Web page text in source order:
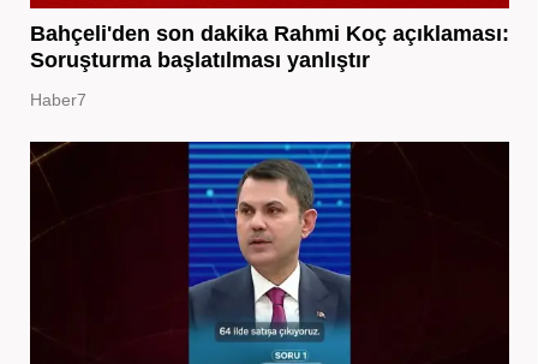
Bahçeli'den son dakika Rahmi Koç açıklaması:
Soruşturma başlatılması yanlıştır
Haber7